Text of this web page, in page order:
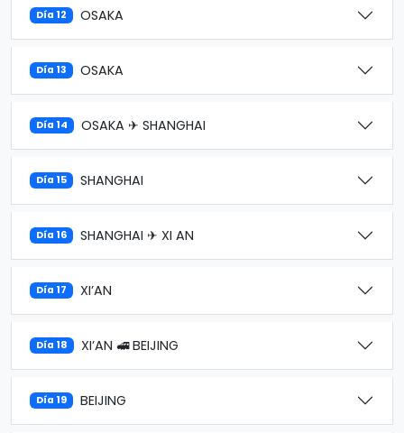
Día 12 OSAKA
Día 13 OSAKA
Día 14 OSAKA ✈ SHANGHAI
Día 15 SHANGHAI
Día 16 SHANGHAI ✈ XI AN
Día 17 XI’AN
Día 18 XI’AN 🚅 BEIJING
Día 19 BEIJING